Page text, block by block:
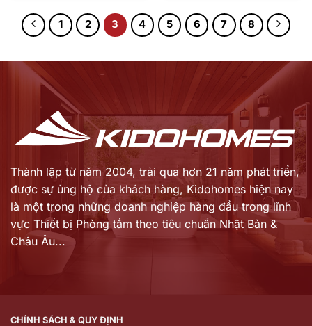
43.470.000 ₫.
tại
là:
35.640.000 ₫.
40.783.600 ₫.
tại
là:
36.705.240 ₫.
1 2 3 4 5 6 7 8
Thành lập từ năm 2004, trải qua hơn 21 năm phát triển,
được sự ủng hộ của khách hàng, Kidohomes hiện nay
là một trong những doanh nghiệp hàng đầu trong lĩnh
vực Thiết bị Phòng tắm theo tiêu chuẩn Nhật Bản &
Châu Âu...
CHÍNH SÁCH & QUY ĐỊNH